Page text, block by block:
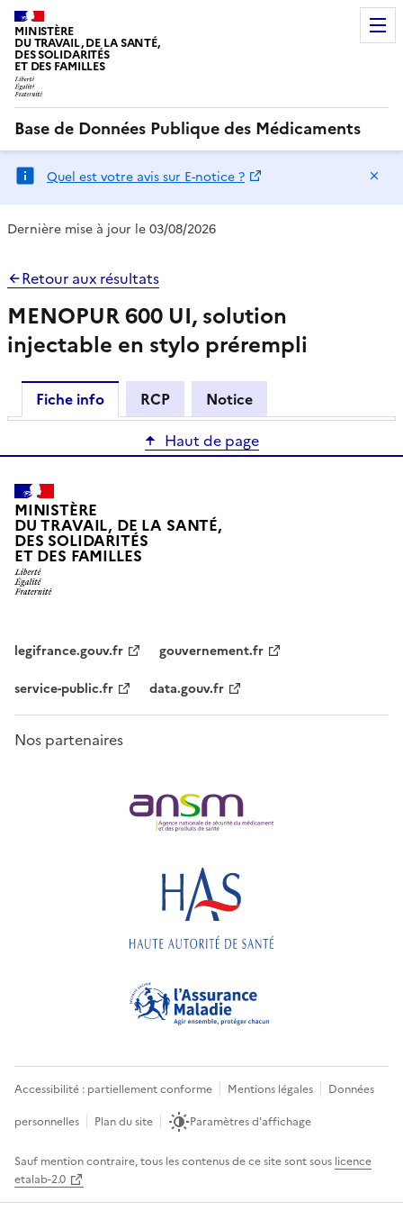
MINISTÈRE
DU TRAVAIL, DE LA SANTÉ,
DES SOLIDARITÉS
ET DES FAMILLES
Base de Données Publique des Médicaments
Quel est votre avis sur E-notice ?
Dernière mise à jour le 03/08/2026
Retour aux résultats
MENOPUR 600 UI, solution
injectable en stylo prérempli
Fiche info RCP
Notice
Haut de page
MINISTÈRE
DU TRAVAIL, DE LA SANTÉ,
DES SOLIDARITÉS
ET DES FAMILLES
legifrance.gouv.fr
gouvernement.fr
service-public.fr
data.gouv.fr
Nos partenaires
Accessibilité : partiellement conforme Mentions légales
Données
personnelles
Plan du site Paramètres d'affichage
Sauf mention contraire, tous les contenus de ce site sont sous licence
etalab-2.0